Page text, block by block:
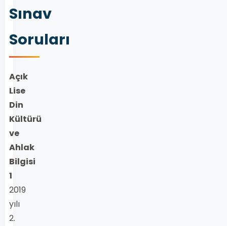
Sınav
Soruları
Açık
Lise
Din
Kültürü
ve
Ahlak
Bilgisi
1
2019
yılı
2.